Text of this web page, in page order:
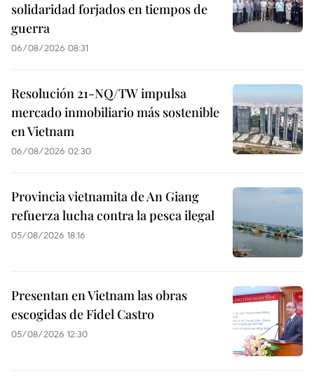
solidaridad forjados en tiempos de
guerra
06/08/2026 08:31
Resolución 21-NQ/TW impulsa
mercado inmobiliario más sostenible
en Vietnam
06/08/2026 02:30
Provincia vietnamita de An Giang
refuerza lucha contra la pesca ilegal
05/08/2026 18:16
Presentan en Vietnam las obras
escogidas de Fidel Castro
05/08/2026 12:30